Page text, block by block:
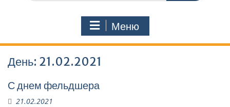
Меню
День: 21.02.2021
С днем фельдшера
21.02.2021